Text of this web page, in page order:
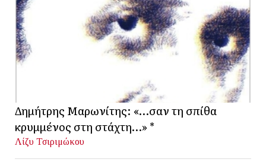
Δημήτρης Μαρωνίτης: «…σαν τη σπίθα
κρυμμένος στη στάχτη…» *
Λίζυ Τσιριμώκου